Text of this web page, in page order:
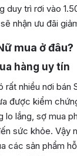
duy trì rơi vào
nhận ưu đãi
mua ở đâu?
hàng uy tín
rất nhiều nơi bán
được kiểm
lo lắng, sợ mua
sức khỏe. Vậy
các sản phẩm